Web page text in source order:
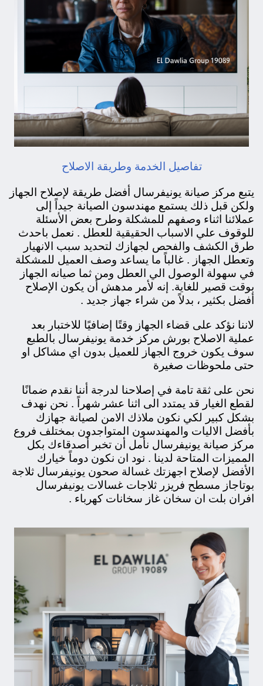
تفاصيل الخدمة وطريقة الاصلاح
يتبع مركز صيانة يونيفرسال أفضل طريقة لإصلاح الجهاز
ولكن قبل ذلك يستمع مهندسون الصيانة جيداً إلى
عملائنا اثناء وصفهم للمشكلة وطرح بعض الأسئلة
للوقوف علي الاسباب الحقيقية للعطل . نعمل باحدث
طرق الكشف والفحص لجهازك لتحديد سبب الانهيار
وتعطل الجهاز . غالباً ما يساعد وصف العميل للمشكلة
في سهولة الوصول الي العطل ومن ثما صيانه الجهاز
بوقت قصير للغاية. إنه لأمر مدهش أن يكون الإصلاح
أفضل بكثير ، بدلاً من شراء جهاز جديد .
لاننا نؤكد على قضاء الجهاز وقتًا إضافيًا للاختبار بعد
عملية الاصلاح بورش مركز خدمة يونيفرسال بالطبع
سوف يكون خروج الجهاز للعميل بدون اي مشاكل او
حتى ملحوظات صغيرة
نحن على ثقة تامة في إصلاحنا لدرجة أننا نقدم ضمانًا
لقطع الغيار قد يمتدد الى اثنا عشر شهراً . نحن نهدف
بشكل كبير لكي نكون ملاذك الامن لصيانة جهازك
بأفضل الاليات والمهندسون المتواجدون بمختلف فروع
مركز صيانة يونيفرسال نأمل أن تخبر أصدقاءك بكل
المميزات المتاحة لدينا . نود ان نكون دوماً خيارك
الأفضل لإصلاح اجهزتك غسالة صحون يونيفرسال ثلاجة
بوتاجاز مسطح فريزر ثلاجات غسالات يونيفرسال
افران بلت ان سخان غاز سخانات كهرباء .